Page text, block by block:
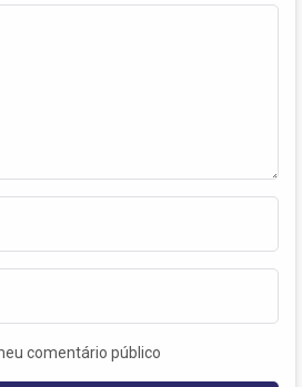
comentário público